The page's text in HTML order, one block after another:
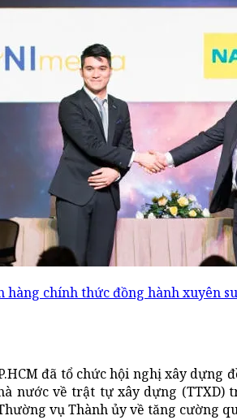
hàng chính thức đồng hành xuyên
đã tổ chức hội nghị xây
nước về trật tự xây dựng (TTXD)
vụ Thành ủy về tăng cường